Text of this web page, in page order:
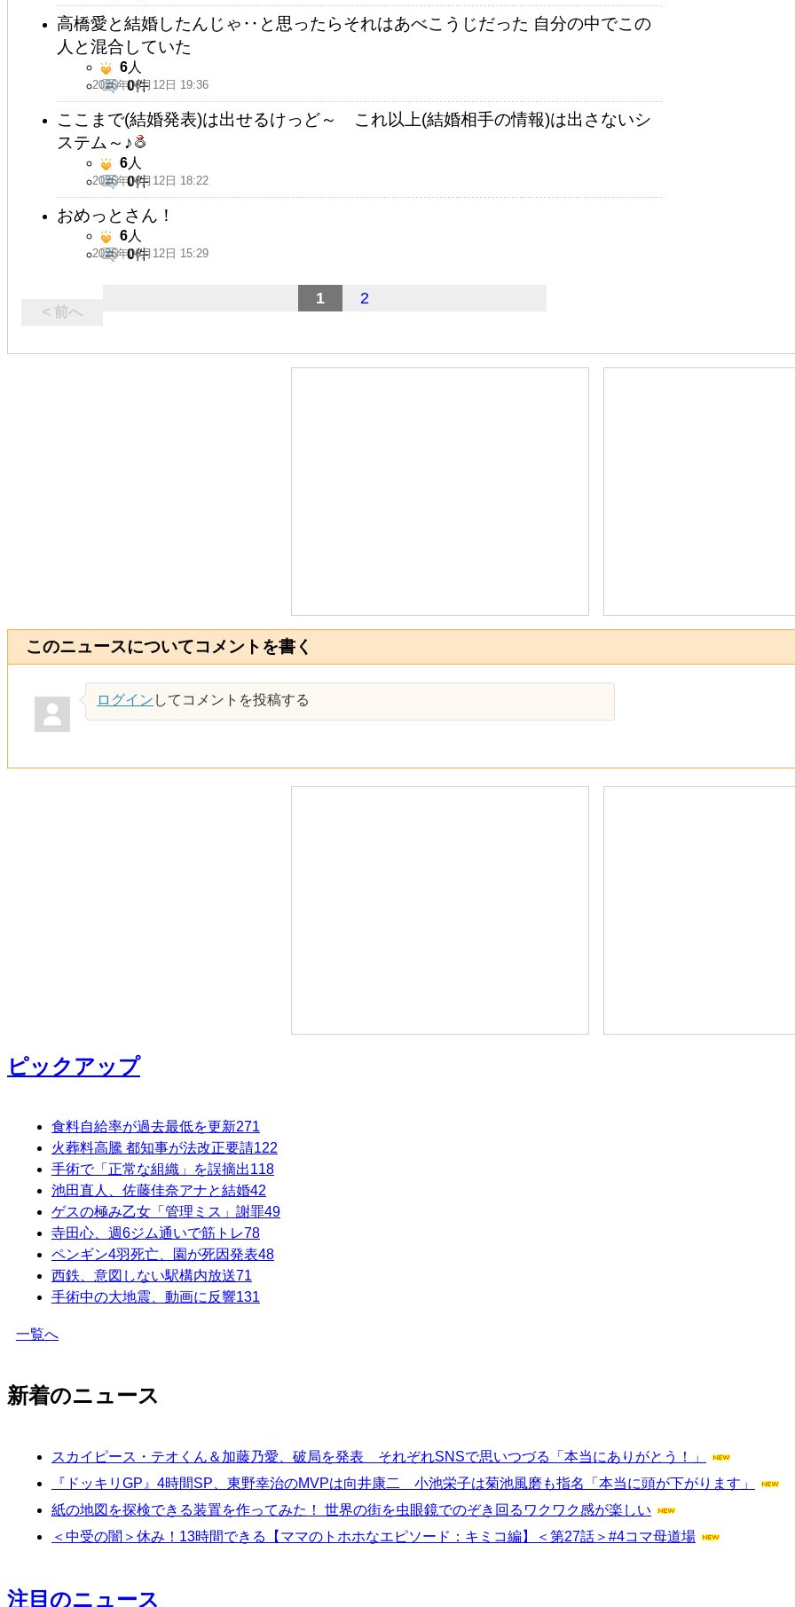
高橋愛と結婚したんじゃ‥と思ったらそれはあべこうじだった 自分の中でこの
人と混合していた
2026年06月12日 19:36
6人
0件
ここまで(結婚発表)は出せるけっど～ これ以上(結婚相手の情報)は出さないシ
ステム～♪
2026年06月12日 18:22
6人
0件
おめっとさん！
2026年06月12日 15:29
6人
0件
< 前へ
1 2
このニュースについてコメントを書く
ログイン してコメントを投稿する
ピックアップ
食料自給率が過去最低を更新271
火葬料高騰 都知事が法改正要請122
手術で「正常な組織」を誤摘出118
池田直人、佐藤佳奈アナと結婚42
ゲスの極み乙女「管理ミス」謝罪49
寺田心、週6ジム通いで筋トレ78
ペンギン4羽死亡、園が死因発表48
西鉄、意図しない駅構内放送71
手術中の大地震、動画に反響131
一覧へ
新着のニュース
スカイピース・テオくん＆加藤乃愛、破局を発表 それぞれSNSで思いつづる「本当にありがとう！」
『ドッキリGP』4時間SP、東野幸治のMVPは向井康二 小池栄子は菊池風磨も指名「本当に頭が下がります」
紙の地図を探検できる装置を作ってみた！ 世界の街を虫眼鏡でのぞき回るワクワク感が楽しい
＜中受の闇＞休み！13時間できる【ママのトホホなエピソード：キミコ編】＜第27話＞#4コマ母道場
注目のニュース